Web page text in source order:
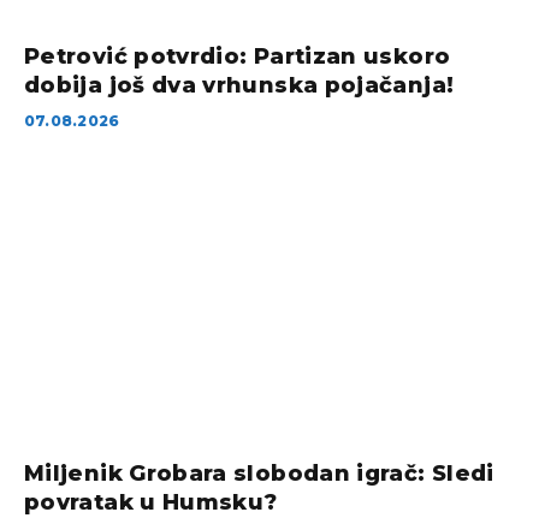
Petrović potvrdio: Partizan uskoro
dobija još dva vrhunska pojačanja!
07.08.2026
Miljenik Grobara slobodan igrač: Sledi
povratak u Humsku?